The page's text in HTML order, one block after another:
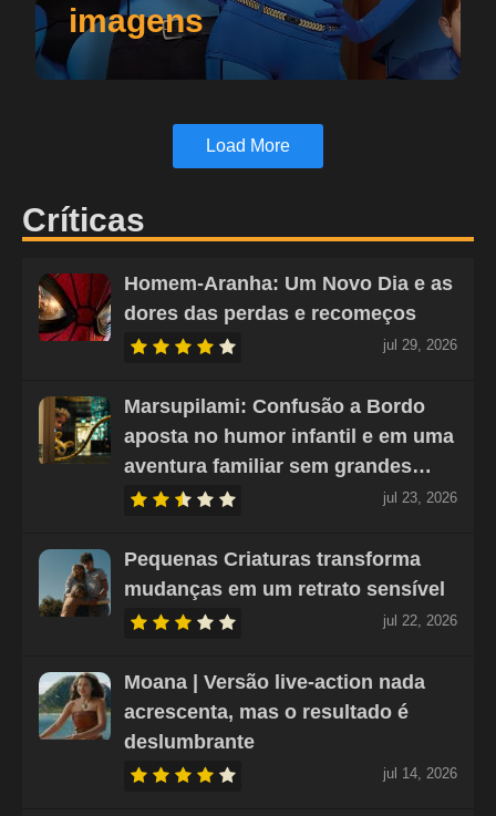
imagens
Load More
Críticas
Homem-Aranha: Um Novo Dia e as
dores das perdas e recomeços
jul 29, 2026
Marsupilami: Confusão a Bordo
aposta no humor infantil e em uma
aventura familiar sem grandes…
jul 23, 2026
Pequenas Criaturas transforma
mudanças em um retrato sensível
jul 22, 2026
Moana | Versão live-action nada
acrescenta, mas o resultado é
deslumbrante
jul 14, 2026